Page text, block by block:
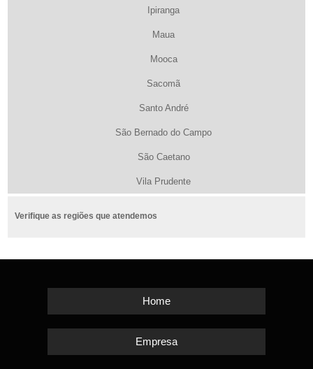
Ipiranga
Maua
Mooca
Sacomã
Santo André
São Bernado do Campo
São Caetano
Vila Prudente
Verifique as regiões que atendemos
Home
Empresa